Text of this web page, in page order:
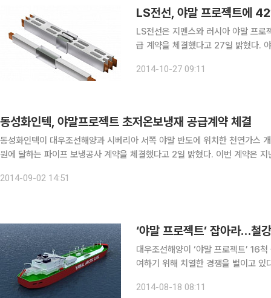
LS전선, 야말 프로젝트에 42
LS전선은 지멘스와 러시아 야말 프
급 계약을 체결했다고 27일 밝혔다. 야말 프로젝트는 러시아 가스기업인 노바텍과 프랑스 정유기업
2014-10-27 09:11
동성화인텍, 야말프로젝트 초저온보냉재 공급계약 체결
동성화인텍이 대우조선해양과 시베리아 서쪽 야말 반도에 위치한 천연가스
원에 달하는 파이프 보냉공사 계약을 체결했다고 2일 밝혔다. 이번 계약은 지난 7월 대우조선해양에서 캐나다의 티케이와 중국의 CLNG
2014-09-02 14:51
‘야말 프로젝트’ 잡아라…철
대우조선해양이 ‘야말 프로젝트’ 16
여하기 위해 치열한 경쟁을 벌이고 있다. 18일 철강업계에 따르면 철강사들은 야말프로젝트
판 A500, D500, E500 강종을 러시
2014-08-18 08:11